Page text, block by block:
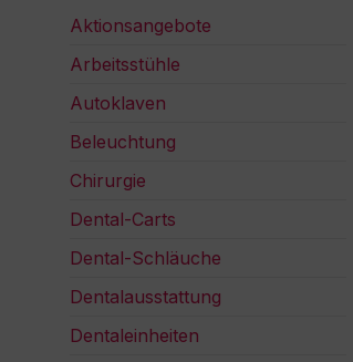
Aktionsangebote
Arbeitsstühle
Autoklaven
Beleuchtung
Chirurgie
Dental-Carts
Dental-Schläuche
Dentalausstattung
Dentaleinheiten